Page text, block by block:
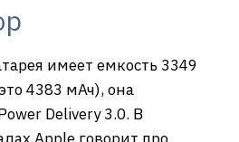
имеет емкость 3349
4383 мАч), она
Delivery 3.0. В